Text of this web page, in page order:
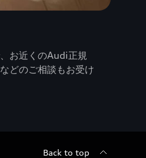
お近くのAudi正規
どのご相談もお受け
Back to top